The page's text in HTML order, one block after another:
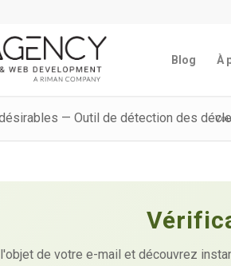
Blog À
— Outil de détection des
de votre e-mail et découvrez